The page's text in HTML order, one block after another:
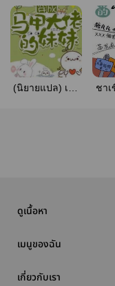
(นิยายแปล) เกิด
ชา
ดูเนื้อหา
เมนูของฉัน
เกี่ยวกับเรา